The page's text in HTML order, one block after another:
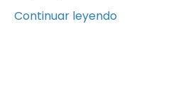
Continuar leyendo